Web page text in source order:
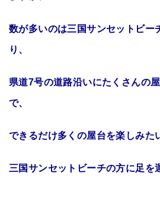
数が多いのは三国サンセットビー
り、
県道7号の道路沿いにたくさんの
で、
できるだけ多くの屋台を楽しみた
三国サンセットビーチの方に足を